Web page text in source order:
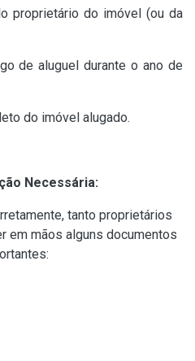
proprietário do imóvel (ou da
de aluguel durante o ano de
do imóvel alugado.
Necessária:
tanto proprietários
em mãos alguns documentos